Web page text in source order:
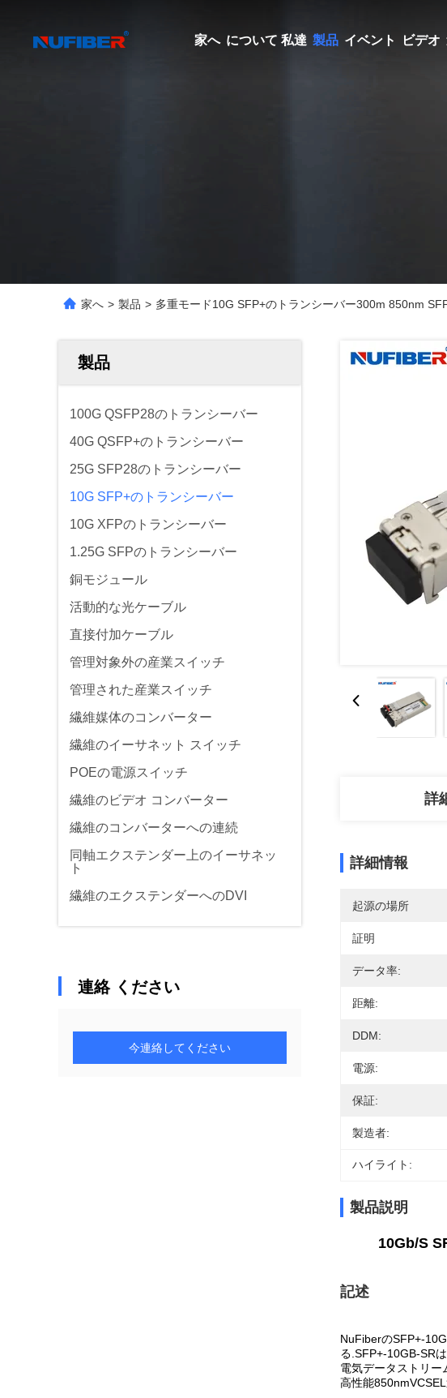
家へ について 私達 製品 イベント ビデオ
家へ > 製品 > 多重モード10G SFP+のトランシーバー300m 850nm
製品
100G QSFP28のトランシーバー
40G QSFP+のトランシーバー
25G SFP28のトランシーバー
10G SFP+のトランシーバー
10G XFPのトランシーバー
1.25G SFPのトランシーバー
銅モジュール
活動的な光ケーブル
直接付加ケーブル
管理対象外の産業スイッチ
管理された産業スイッチ
繊維媒体のコンバーター
繊維のイーサネット スイッチ
POEの電源スイッチ
繊維のビデオ コンバーター
繊維のコンバーターへの連続
同軸エクステンダー上のイーサネッ
ト
繊維のエクステンダーへのDVI
連絡 ください
今連絡してください
詳
詳細情報
起源の場所
証明
データ率:
距離:
DDM:
電源:
保証:
製造者:
ハイライト:
製品説明
10Gb/S
記述
NuFiberのSFP+-
る.SFP+-10GB-SR
電気データストリ
高性能